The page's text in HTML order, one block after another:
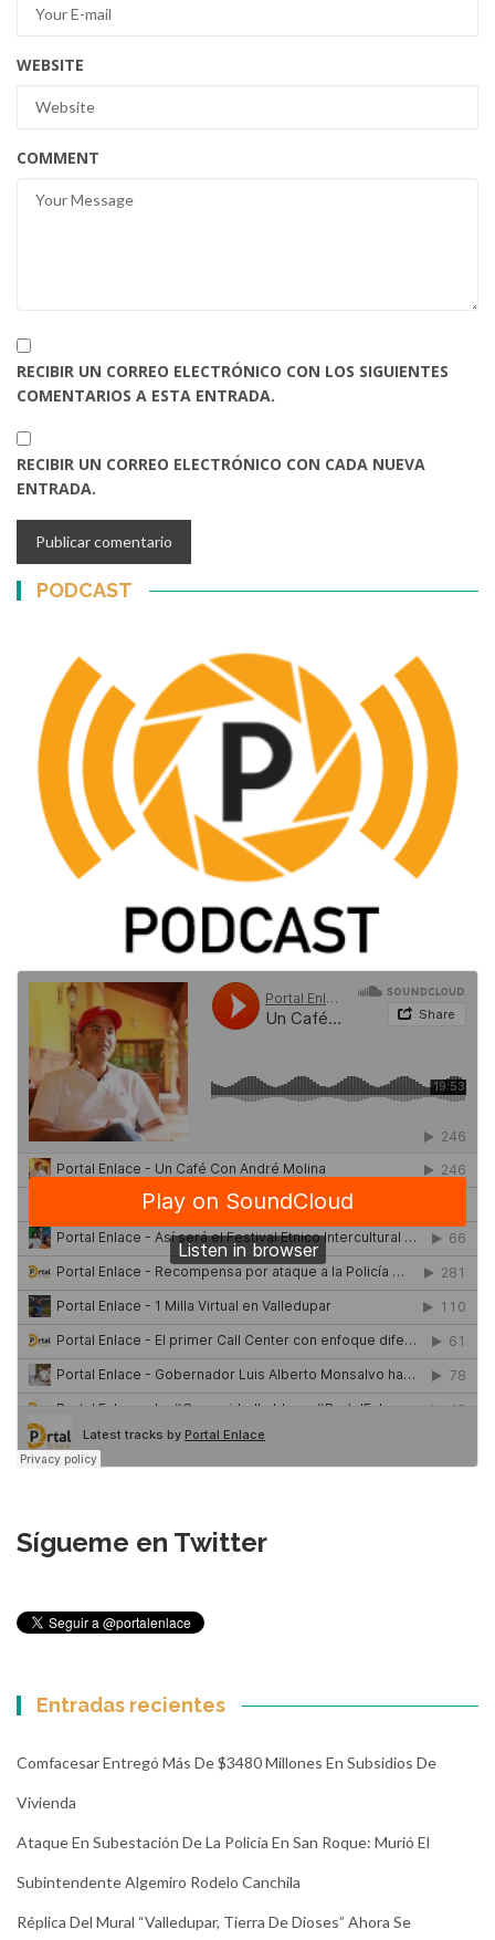
WEBSITE
COMMENT
RECIBIR UN CORREO ELECTRÓNICO CON LOS SIGUIENTES
COMENTARIOS A ESTA ENTRADA.
RECIBIR UN CORREO ELECTRÓNICO CON CADA NUEVA
ENTRADA.
PODCAST
Sígueme en Twitter
Entradas recientes
Comfacesar Entregó Más De $3480 Millones En Subsidios De
Vivienda
Ataque En Subestación De La Policía En San Roque: Murió El
Subintendente Algemiro Rodelo Canchila
Réplica Del Mural “Valledupar, Tierra De Dioses” Ahora Se